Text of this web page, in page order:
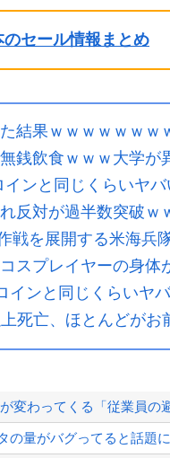
セール情報まとめ
結果ｗｗｗｗｗｗｗ
銭飲食ｗｗｗ大学が
インと同じくらいヤ
反対が過半数突破ｗ
戦を展開する米海兵
スプレイヤーの身体
インと同じくらいヤ
死亡、ほとんどが
変わってくる「従業員の
の量がバグってると話題